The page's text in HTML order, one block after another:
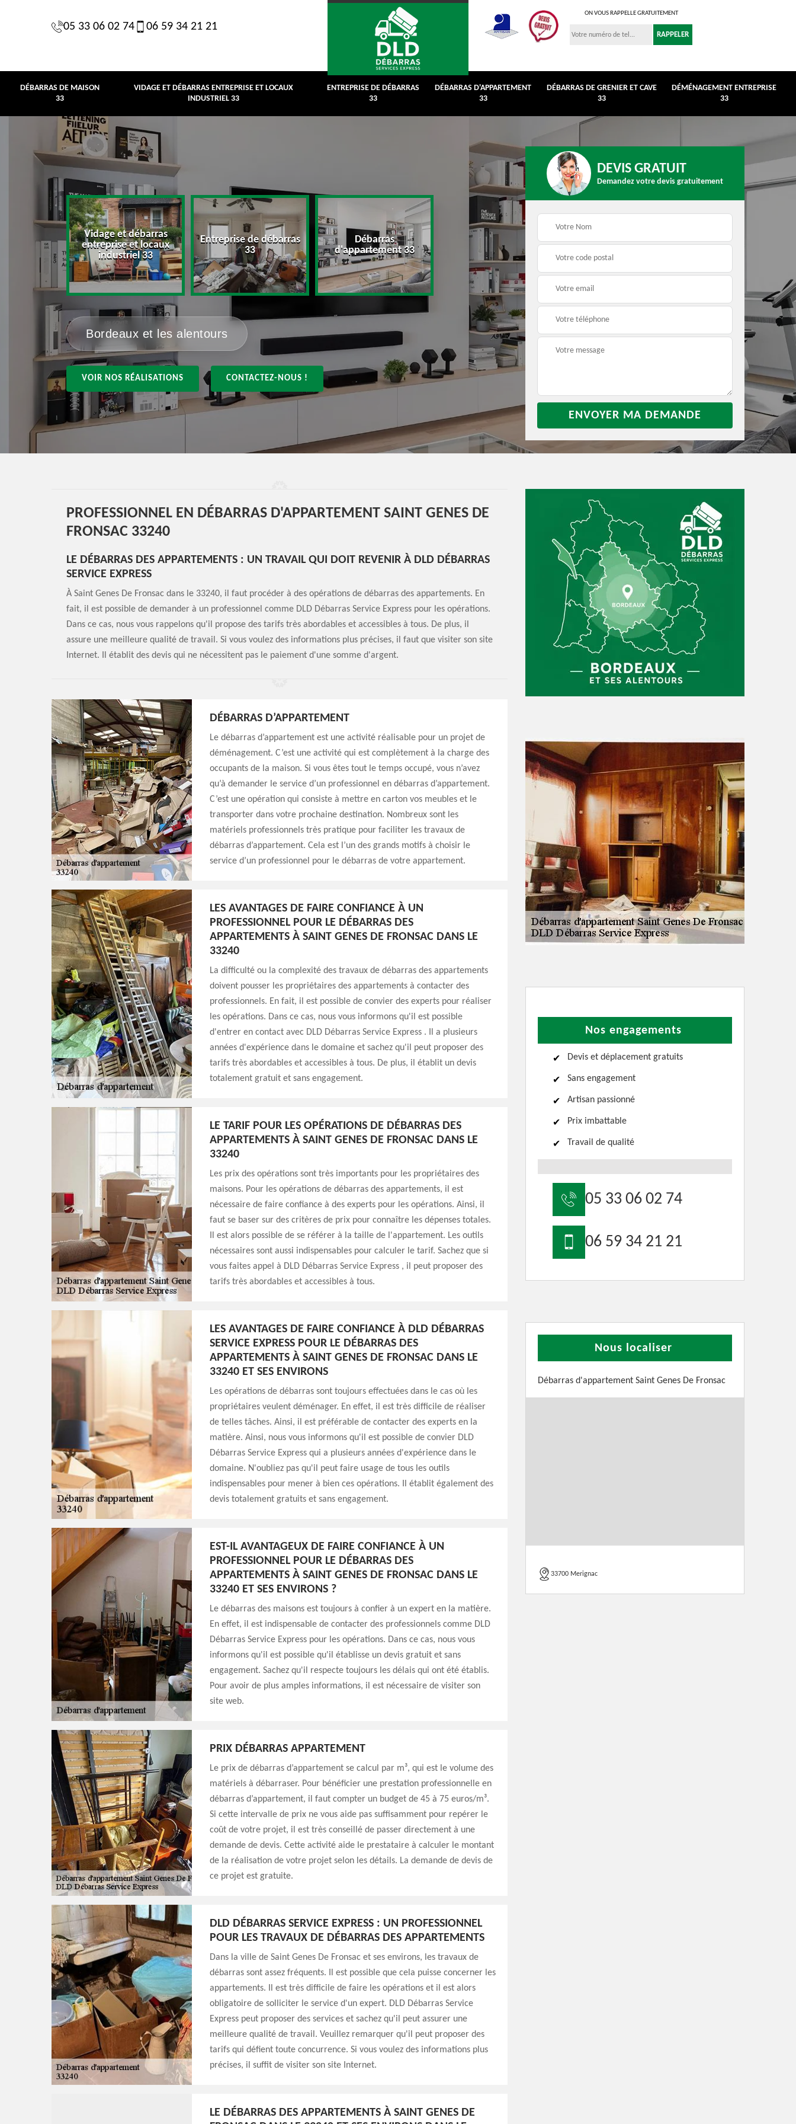
05 33 06 02 74 06 59 34 21 21
ON VOUS RAPPELLE GRATUITEMENT
DÉBARRAS DE MAISON
33
VIDAGE ET DÉBARRAS ENTREPRISE ET LOCAUX
INDUSTRIEL 33
ENTREPRISE DE DÉBARRAS
33
DÉBARRAS D'APPARTEMENT
33
DÉBARRAS DE GRENIER ET CAVE
33
DÉMÉNAGEMENT ENTREPRISE
33
maison 33
Vidage et débarras
entreprise et locaux
industriel 33
Entreprise de débarras
33
Débarras
d'appartement 33
Débarras de grenier et
cave 33
Déménagement
Débarras de maison
Bordeaux et les alentours
VOIR NOS RÉALISATIONS CONTACTEZ-NOUS !
DEVIS GRATUIT
Demandez votre devis gratuitement
PROFESSIONNEL EN DÉBARRAS D'APPARTEMENT SAINT GENES DE
FRONSAC 33240
LE DÉBARRAS DES APPARTEMENTS : UN TRAVAIL QUI DOIT REVENIR À DLD DÉBARRAS
SERVICE EXPRESS
À Saint Genes De Fronsac dans le 33240, il faut procéder à des opérations de débarras des appartements. En
fait, il est possible de demander à un professionnel comme DLD Débarras Service Express pour les opérations.
Dans ce cas, nous vous rappelons qu'il propose des tarifs très abordables et accessibles à tous. De plus, il
assure une meilleure qualité de travail. Si vous voulez des informations plus précises, il faut que visiter son site
Internet. Il établit des devis qui ne nécessitent pas le paiement d'une somme d'argent.
DÉBARRAS D’APPARTEMENT
Le débarras d’appartement est une activité réalisable pour un projet de
déménagement. C’est une activité qui est complètement à la charge des
occupants de la maison. Si vous êtes tout le temps occupé, vous n’avez
qu’à demander le service d’un professionnel en débarras d’appartement.
C’est une opération qui consiste à mettre en carton vos meubles et le
transporter dans votre prochaine destination. Nombreux sont les
matériels professionnels très pratique pour faciliter les travaux de
débarras d’appartement. Cela est l’un des grands motifs à choisir le
service d’un professionnel pour le débarras de votre appartement.
LES AVANTAGES DE FAIRE CONFIANCE À UN
PROFESSIONNEL POUR LE DÉBARRAS DES
APPARTEMENTS À SAINT GENES DE FRONSAC DANS LE
33240
La difficulté ou la complexité des travaux de débarras des appartements
doivent pousser les propriétaires des appartements à contacter des
professionnels. En fait, il est possible de convier des experts pour réaliser
les opérations. Dans ce cas, nous vous informons qu'il est possible
d'entrer en contact avec DLD Débarras Service Express . Il a plusieurs
années d'expérience dans le domaine et sachez qu'il peut proposer des
tarifs très abordables et accessibles à tous. De plus, il établit un devis
totalement gratuit et sans engagement.
LE TARIF POUR LES OPÉRATIONS DE DÉBARRAS DES
APPARTEMENTS À SAINT GENES DE FRONSAC DANS LE
33240
Les prix des opérations sont très importants pour les propriétaires des
maisons. Pour les opérations de débarras des appartements, il est
nécessaire de faire confiance à des experts pour les opérations. Ainsi, il
faut se baser sur des critères de prix pour connaître les dépenses totales.
Il est alors possible de se référer à la taille de l'appartement. Les outils
nécessaires sont aussi indispensables pour calculer le tarif. Sachez que si
vous faites appel à DLD Débarras Service Express , il peut proposer des
tarifs très abordables et accessibles à tous.
LES AVANTAGES DE FAIRE CONFIANCE À DLD DÉBARRAS
SERVICE EXPRESS POUR LE DÉBARRAS DES
APPARTEMENTS À SAINT GENES DE FRONSAC DANS LE
33240 ET SES ENVIRONS
Les opérations de débarras sont toujours effectuées dans le cas où les
propriétaires veulent déménager. En effet, il est très difficile de réaliser
de telles tâches. Ainsi, il est préférable de contacter des experts en la
matière. Ainsi, nous vous informons qu'il est possible de convier DLD
Débarras Service Express qui a plusieurs années d'expérience dans le
domaine. N'oubliez pas qu'il peut faire usage de tous les outils
indispensables pour mener à bien ces opérations. Il établit également des
devis totalement gratuits et sans engagement.
EST-IL AVANTAGEUX DE FAIRE CONFIANCE À UN
PROFESSIONNEL POUR LE DÉBARRAS DES
APPARTEMENTS À SAINT GENES DE FRONSAC DANS LE
33240 ET SES ENVIRONS ?
Le débarras des maisons est toujours à confier à un expert en la matière.
En effet, il est indispensable de contacter des professionnels comme DLD
Débarras Service Express pour les opérations. Dans ce cas, nous vous
informons qu'il est possible qu'il établisse un devis gratuit et sans
engagement. Sachez qu'il respecte toujours les délais qui ont été établis.
Pour avoir de plus amples informations, il est nécessaire de visiter son
site web.
PRIX DÉBARRAS APPARTEMENT
Le prix de débarras d’appartement se calcul par m³, qui est le volume des
matériels à débarraser. Pour bénéficier une prestation professionnelle en
débarras d’appartement, il faut compter un budget de 45 à 75 euros/m³.
Si cette intervalle de prix ne vous aide pas suffisamment pour repérer le
coût de votre projet, il est très conseillé de passer directement à une
demande de devis. Cette activité aide le prestataire à calculer le montant
de la réalisation de votre projet selon les détails. La demande de devis de
ce projet est gratuite.
DLD DÉBARRAS SERVICE EXPRESS : UN PROFESSIONNEL
POUR LES TRAVAUX DE DÉBARRAS DES APPARTEMENTS
Dans la ville de Saint Genes De Fronsac et ses environs, les travaux de
débarras sont assez fréquents. Il est possible que cela puisse concerner les
appartements. Il est très difficile de faire les opérations et il est alors
obligatoire de solliciter le service d'un expert. DLD Débarras Service
Express peut proposer des services et sachez qu'il peut assurer une
meilleure qualité de travail. Veuillez remarquer qu'il peut proposer des
tarifs qui défient toute concurrence. Si vous voulez des informations plus
précises, il suffit de visiter son site Internet.
LE DÉBARRAS DES APPARTEMENTS À SAINT GENES DE
Nos engagements
Devis et déplacement gratuits
Sans engagement
Artisan passionné
Prix imbattable
Travail de qualité
05 33 06 02 74
06 59 34 21 21
Nous localiser
Débarras d'appartement Saint Genes De Fronsac
33700 Merignac